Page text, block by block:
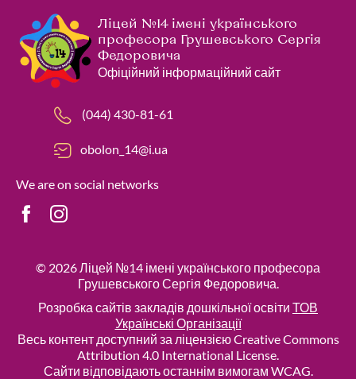
Ліцей №14 імені українського
професора Грушевського Сергія
Федоровича
Офіційний інформаційний сайт
(044) 430-81-61
obolon_14@i.ua
We are on social networks
© 2026Ліцей №14 імені українського професора
Грушевського Сергія Федоровича.
Розробка сайтів закладів дошкільної освіти ТОВ
Українські Організації
Весь контент доступний за ліцензією Creative Commons
Attribution 4.0 International License.
Сайти відповідають останнім вимогам WCAG.